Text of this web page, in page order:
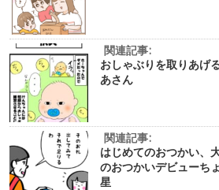
関連記事:
おしゃぶりを取りあげ
あさん
関連記事:
はじめてのおつかい、
のおつかいデビューち
星